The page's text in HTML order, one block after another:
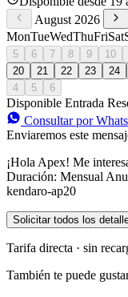
August 2026
MonTueWedThuFriSat
5
6 7 8 9 10
20
21 22 23 24
4
5 6
Disponible Entrada
Consultar por
Enviaremos este
¡Hola Apex! Me
Duración: Mensual
kendaro-ap20
Solicitar todos los
Tarifa directa · sin
También te puede